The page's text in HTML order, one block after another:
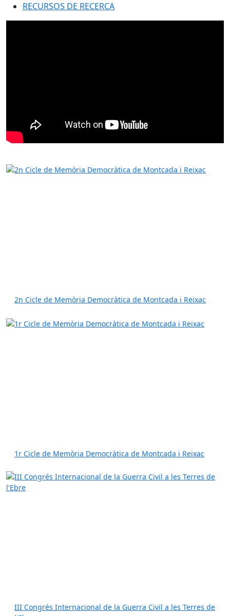
RECURSOS DE RECERCA
2n Cicle de Memòria Democràtica de Montcada i Reixac
1r Cicle de Memòria Democràtica de Montcada i Reixac
III Congrés Internacional de la Guerra Civil a les Terres de